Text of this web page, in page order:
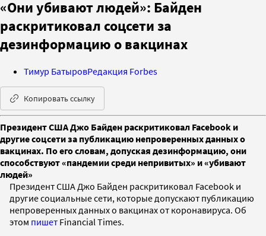
«Они убивают людей»: Байден
раскритиковал соцсети за
дезинформацию о вакцинах
Тимур БатыровРедакция Forbes
Копировать ссылку
Президент США Джо Байден раскритиковал Facebook и
другие соцсети за публикацию непроверенных данных о
вакцинах. По его словам, допуская дезинформацию, они
способствуют «пандемии среди непривитых» и «убивают
людей»
Президент США Джо Байден раскритиковал Facebook и
другие социальные сети, которые допускают публикацию
непроверенных данных о вакцинах от коронавируса. Об
этом пишет Financial Times.